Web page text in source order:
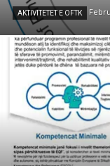
AKTIVITETET E OFTK